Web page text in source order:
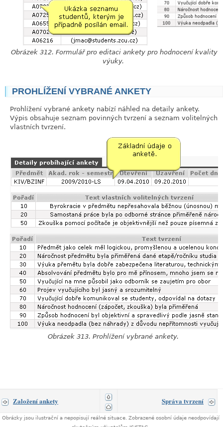
Obrázek 312. Formulář pro editaci ankety pro hodnocení kvality
výuky.
PROHLÍŽENÍ VYBRANÉ ANKETY
Prohlížení vybrané ankety nabízí náhled na detaily ankety.
Výpis obsahuje seznam povinných tvrzení a seznam volitelných
vlastních tvrzení.
Obrázek 313. Prohlížení vybrané ankety.
Založení ankety Správa tvrzení
Obrázky jsou ilustrační a nepopisují reálné situace. Zobrazené osobní údaje neodpovídají